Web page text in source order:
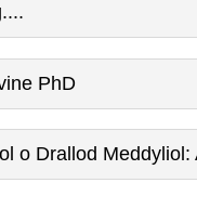
PhD
o Drallod